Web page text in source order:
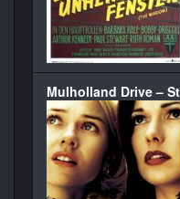
Mulholland Drive –